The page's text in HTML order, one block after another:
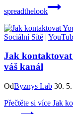
spreadthelook
Sociální Sítě |
Jak
váš kanál
OdByznys Lab 30.
Přečtěte si více Jak